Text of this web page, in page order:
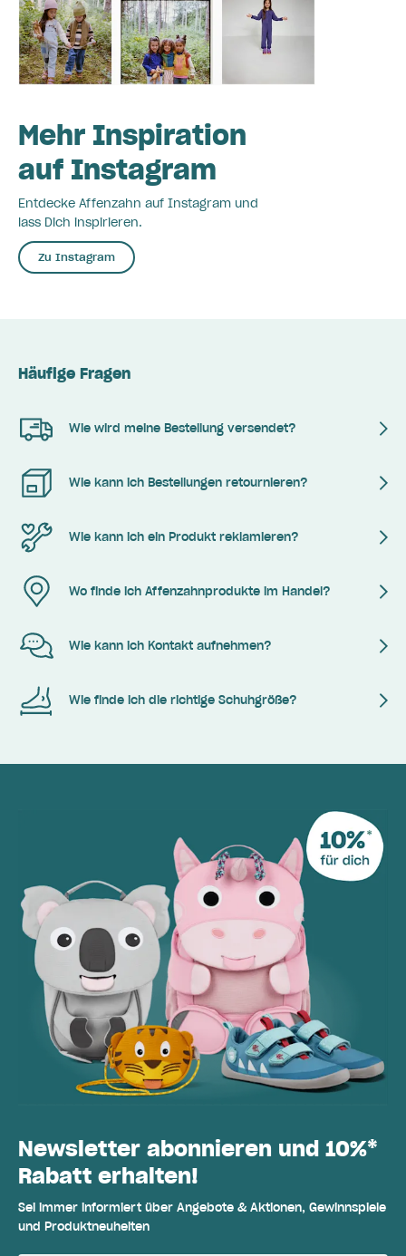
Mehr Inspiration
auf Instagram
Entdecke Affenzahn auf Instagram und
lass Dich inspirieren.
Zu Instagram
Häufige Fragen
Wie wird meine Bestellung versendet?
Wie kann ich Bestellungen retournieren?
Wie kann ich ein Produkt reklamieren?
Wo finde ich Affenzahnprodukte im Handel?
Wie kann ich Kontakt aufnehmen?
Wie finde ich die richtige Schuhgröße?
Newsletter abonnieren und 10%*
Rabatt erhalten!
Sei immer informiert über Angebote & Aktionen, Gewinnspiele
und Produktneuheiten